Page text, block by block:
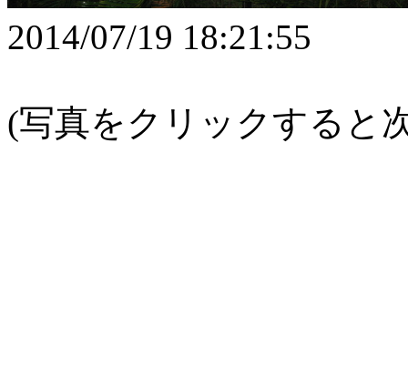
2014/07/19 18:21:55
(写真をクリックすると